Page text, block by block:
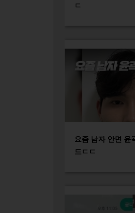
ㄷ
요즘 남자 안면 윤
드ㄷㄷ